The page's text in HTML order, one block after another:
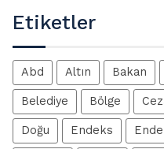
Etiketler
Abd Altın Bakan
Belediye Bölge
Doğu Endeks